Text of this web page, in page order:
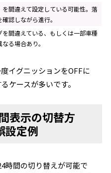
を間違えて設定している可能性。落
認しながら進行。
を間違えている、もしくは一部車種
る場合あり。
イグニッションをOFFに
ケースが多いです。
表示の切替方
設定例
時間の切り替えが可能で